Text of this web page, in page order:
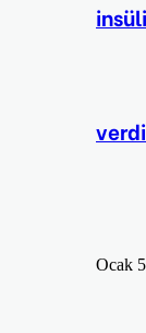
Ocak